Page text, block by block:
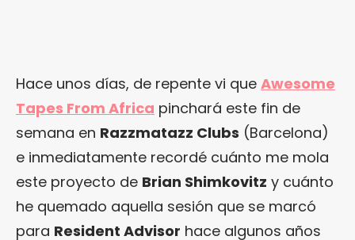
Hace unos días, de repente vi que Awesome
Tapes From Africa pinchará este fin de
semana en Razzmatazz Clubs (Barcelona)
e inmediatamente recordé cuánto me mola
este proyecto de Brian Shimkovitz y cuánto
he quemado aquella sesión que se marcó
para Resident Advisor hace algunos años